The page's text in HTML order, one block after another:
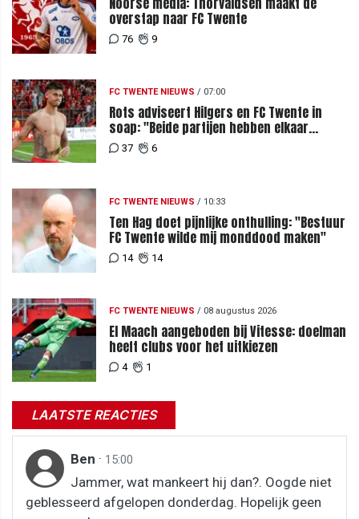
overstap naar FC Twente
76 9
FC TWENTE NIEUWS / 07:00
Rots adviseert Hilgers en FC Twente in
soap: "Beide partijen hebben elkaar
teleurgesteld"
37 6
FC TWENTE NIEUWS / 10:33
Ten Hag doet pijnlijke onthulling: "Bestuur
FC Twente wilde mij monddood maken"
14 14
FC TWENTE NIEUWS / 08 augustus 2026
El Maach aangeboden bij Vitesse: doelman
heeft clubs voor het uitkiezen
4 1
LAATSTE REACTIES
Ben · 15:00
Jammer, wat mankeert hij dan?. Oogde niet
geblesseerd afgelopen donderdag. Hopelijk geen